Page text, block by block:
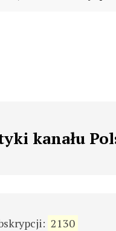
kanału
2130